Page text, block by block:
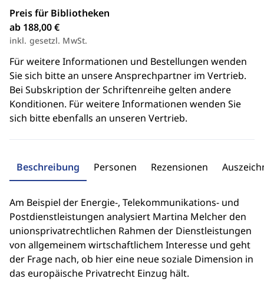
Preis für Bibliotheken
ab 188,00 €
inkl. gesetzl. MwSt.
Für weitere Informationen und Bestellungen wenden
Sie sich bitte an unsere Ansprechpartner im Vertrieb.
Bei Subskription der Schriftenreihe gelten andere
Konditionen. Für weitere Informationen wenden Sie
sich bitte ebenfalls an unseren Vertrieb.
Beschreibung Personen Rezensionen
Am Beispiel der Energie-, Telekommunikations- und
Postdienstleistungen analysiert Martina Melcher den
unionsprivatrechtlichen Rahmen der Dienstleistungen
von allgemeinem wirtschaftlichem Interesse und geht
der Frage nach, ob hier eine neue soziale Dimension in
das europäische Privatrecht Einzug hält.